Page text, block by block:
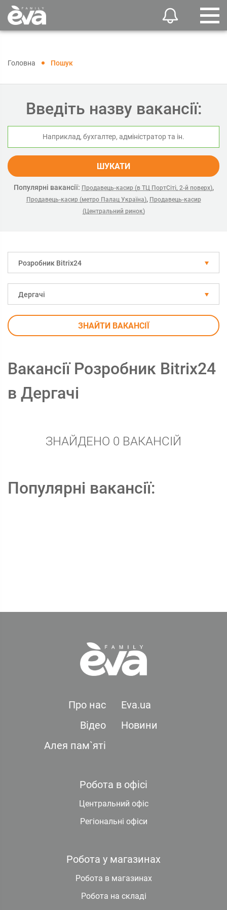
Головна Пошук
Введіть назву вакансії:
ШУКАТИ
Популярні вакансії: Продавець-касир (в ТЦ ПортСіті, 2-й поверх),
Продавець-касир (метро Палац Україна), Продавець-касир
(Центральний ринок)
Розробник Bitrix24
Дергачі
ЗНАЙТИ ВАКАНСІЇ
Вакансії Розробник Bitrix24
в Дергачі
ЗНАЙДЕНО 0 ВАКАНСІЙ
Популярні вакансії:
Про нас
Eva.ua
Відео
Новини
Алея пам`яті
Робота в офісі
Центральний офіс
Регіональні офіси
Робота у магазинах
Робота в магазинах
Робота на складі